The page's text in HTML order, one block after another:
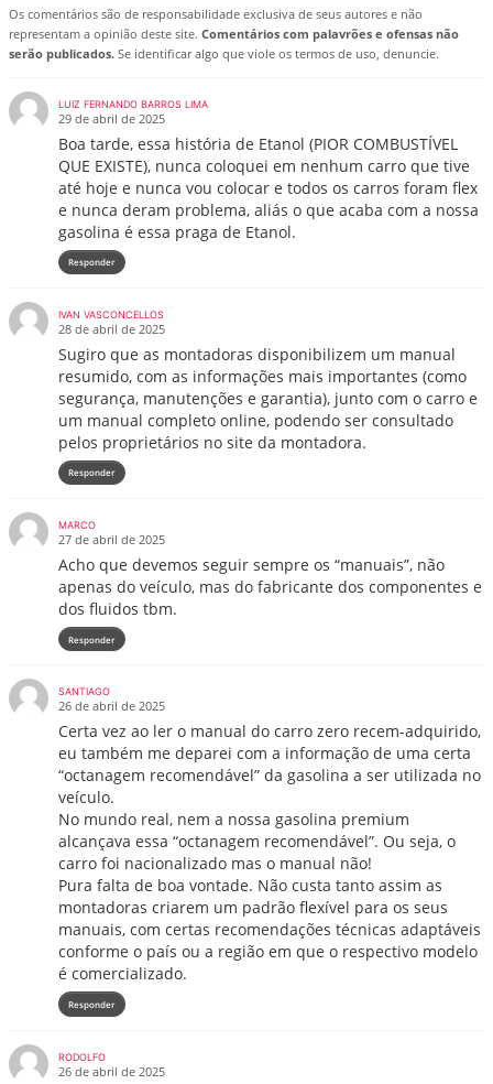
Os comentários são de responsabilidade exclusiva de seus autores e não
representam a opinião deste site. Comentários com palavrões e ofensas não
serão publicados. Se identificar algo que viole os termos de uso, denuncie.
LUIZ FERNANDO BARROS LIMA
29 de abril de 2025
Boa tarde, essa história de Etanol (PIOR COMBUSTÍVEL
QUE EXISTE), nunca coloquei em nenhum carro que tive
até hoje e nunca vou colocar e todos os carros foram flex
e nunca deram problema, aliás o que acaba com a nossa
gasolina é essa praga de Etanol.
Responder
IVAN VASCONCELLOS
28 de abril de 2025
Sugiro que as montadoras disponibilizem um manual
resumido, com as informações mais importantes (como
segurança, manutenções e garantia), junto com o carro e
um manual completo online, podendo ser consultado
pelos proprietários no site da montadora.
Responder
MARCO
27 de abril de 2025
Acho que devemos seguir sempre os “manuais”, não
apenas do veículo, mas do fabricante dos componentes e
dos fluidos tbm.
Responder
SANTIAGO
26 de abril de 2025
Certa vez ao ler o manual do carro zero recem-adquirido,
eu também me deparei com a informação de uma certa
“octanagem recomendável” da gasolina a ser utilizada no
veículo.
No mundo real, nem a nossa gasolina premium
alcançava essa “octanagem recomendável”. Ou seja, o
carro foi nacionalizado mas o manual não!
Pura falta de boa vontade. Não custa tanto assim as
montadoras criarem um padrão flexível para os seus
manuais, com certas recomendações técnicas adaptáveis
conforme o país ou a região em que o respectivo modelo
é comercializado.
Responder
RODOLFO
26 de abril de 2025